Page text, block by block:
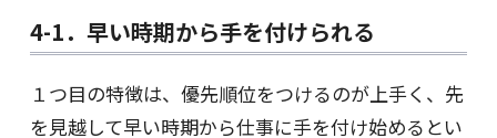
4-1．早い時期から手を付けられる
１つ目の特徴は、優先順位をつけるのが上手く、先
を見越して早い時期から仕事に手を付け始めるとい